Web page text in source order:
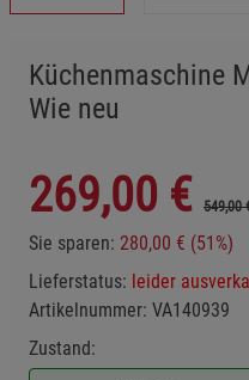
Küchenmaschine
Wie neu
269,00 € 549,00
Sie sparen: 280,00 € (51%)
Lieferstatus: leider
Artikelnummer: VA140939
Zustand: